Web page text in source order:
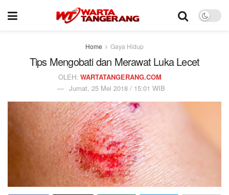
Home Gaya Hidup
Tips Mengobati dan Merawat Luka Lecet
OLEH: WARTATANGERANG.COM
Jumat, 25 Mei 2018 / 15:01 WIB